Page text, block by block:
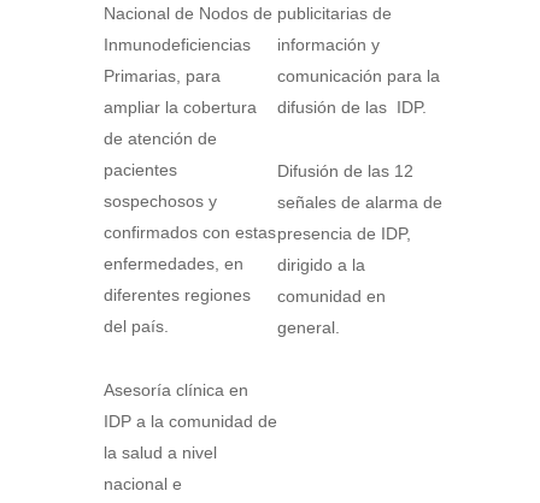
Nacional de Nodos de
Inmunodeficiencias
Primarias, para
ampliar la cobertura
de atención de
pacientes
sospechosos y
confirmados con estas
enfermedades, en
diferentes regiones
del país.
Asesoría clínica en
IDP a la comunidad de
la salud a nivel
nacional e
publicitarias de
información y
comunicación para la
difusión de las IDP.
Difusión de las 12
señales de alarma de
presencia de IDP,
dirigido a la
comunidad en
general.